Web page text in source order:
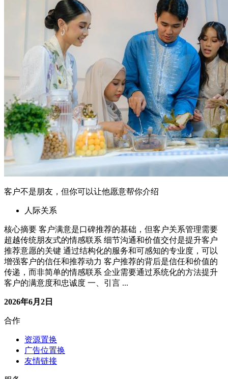
客户不是朋友，但你可以让他愿意帮你介绍
人际关系
核心摘要 客户满意是口碑推荐的基础，但客户关系管理需要
超越传统朋友式的情感联系 细节沟通和价值交付是提升客户
推荐意愿的关键 通过结构化的服务和可感知的专业度，可以
增强客户的信任和推荐动力 客户推荐的背后是信任和价值的
传递，而非简单的情感联系 企业需要通过系统化的方法提升
2026年6月2日
资源置换